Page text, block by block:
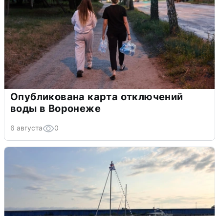
Опубликована карта отключений
воды в Воронеже
6 августа 0